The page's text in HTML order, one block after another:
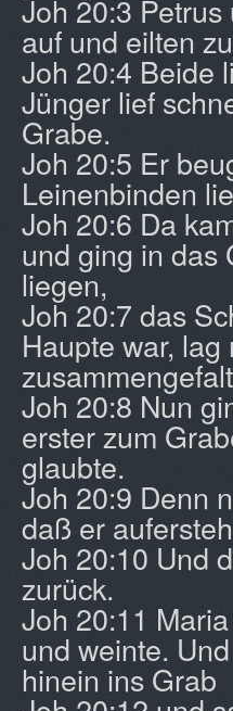
Joh 20:3
auf und eilten
Joh 20:4 Beide
Jünger lief
Grabe.
Joh 20:5 Er
Leinenbinden
Joh 20:6 Da
und ging in das
liegen,
Joh 20:7 das
Haupte war,
Joh 20:8 Nun
erster zum
glaubte.
Joh 20:9 Denn
daß er
Joh 20:10 Und
zurück.
Joh 20:11
und weinte.
hinein ins Grab